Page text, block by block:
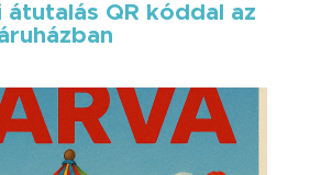
átutalás QR kóddal az